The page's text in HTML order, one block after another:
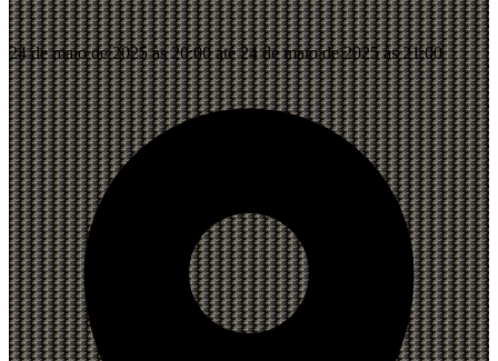
24 de maio de 2025 às 20:00 até 24 de maio de 2025 às 21:00